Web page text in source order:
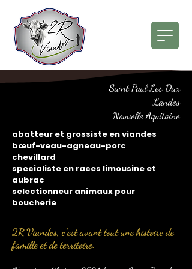
Saint Paul Les Dax
Landes
Nouvelle Aquitaine
abatteur et grossiste en viandes
bœuf-veau-agneau-porc
chevillard
specialiste en races limousine et
aubrac
selectionneur animaux pour
boucherie
2R Viandes, c’est avant tout une histoire de
famille et de territoire.